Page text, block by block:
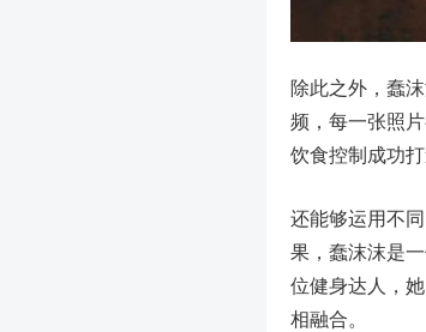
除此之外，蠢
频，每一张照
饮食控制成功
还能够运用不
果，蠢沫沫是
位健身达人，
相融合。